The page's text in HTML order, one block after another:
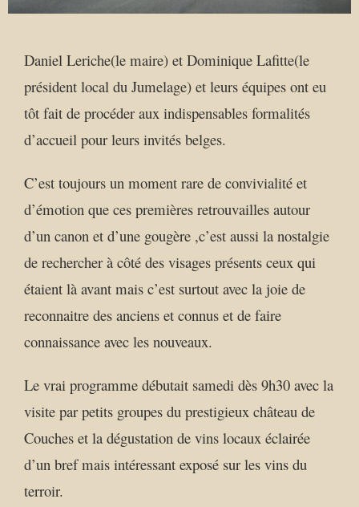
Daniel Leriche(le maire) et Dominique Lafitte(le
président local du Jumelage) et leurs équipes ont eu
tôt fait de procéder aux indispensables formalités
d’accueil pour leurs invités belges.
C’est toujours un moment rare de convivialité et
d’émotion que ces premières retrouvailles autour
d’un canon et d’une gougère ,c’est aussi la nostalgie
de rechercher à côté des visages présents ceux qui
étaient là avant mais c’est surtout avec la joie de
reconnaitre des anciens et connus et de faire
connaissance avec les nouveaux.
Le vrai programme débutait samedi dès 9h30 avec la
visite par petits groupes du prestigieux château de
Couches et la dégustation de vins locaux éclairée
d’un bref mais intéressant exposé sur les vins du
terroir.